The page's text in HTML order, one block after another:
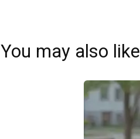
You may also like